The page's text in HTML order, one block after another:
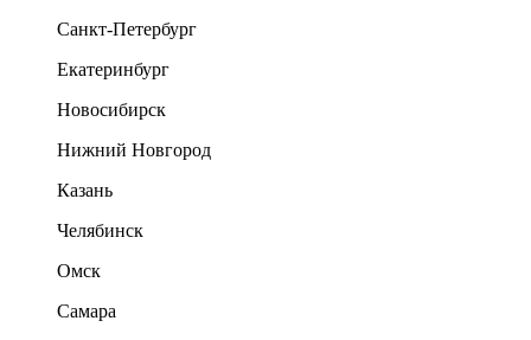
Санкт-Петербург
Екатеринбург
Новосибирск
Нижний Новгород
Казань
Челябинск
Омск
Самара